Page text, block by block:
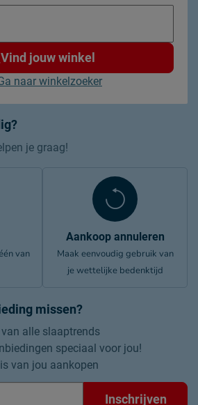
je graag!
van
Aankoop annuleren
Maak eenvoudig gebruik van
je wettelijke bedenktijd
missen?
alle slaaptrends
speciaal voor jou!
van jou aankopen
Inschrijven
Vind jouw winkel
naar winkelzoeker